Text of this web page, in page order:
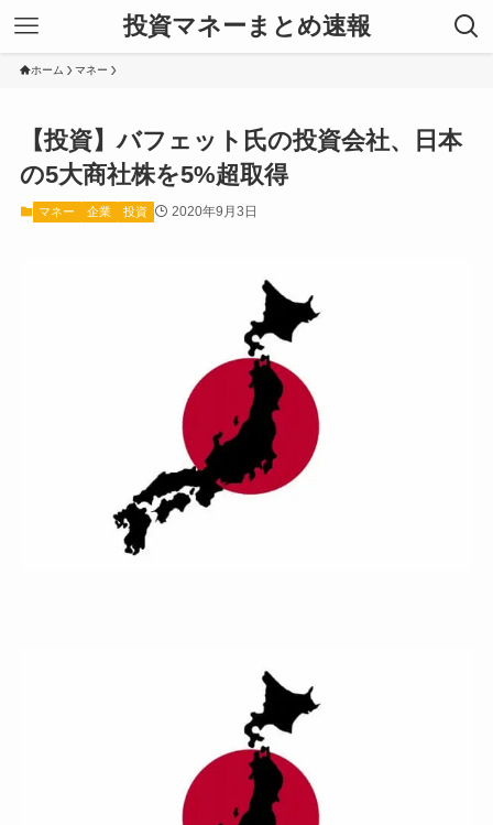
投資マネーまとめ速報
ホーム マネー
【投資】バフェット氏の投資会社、日本
の5大商社株を5%超取得
マネー 企業 投資 2020年9月3日